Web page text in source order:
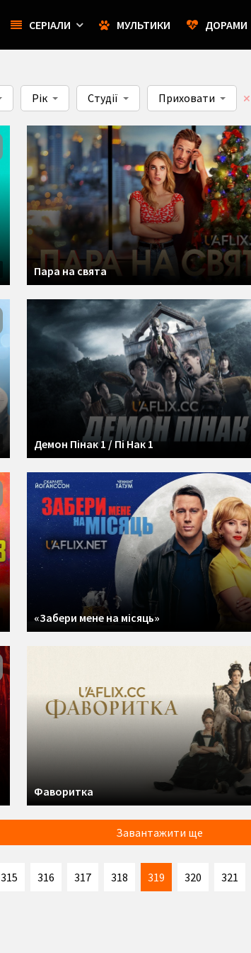
СЕРІАЛИ МУЛЬТИКИ ДОРАМИ
Рік Студії Приховати
Пара на свята
Демон Пінак 1 / Пі Нак 1
«Забери мене на місяць»
Фаворитка
Завантажити ще
315 316 317 318 319 320 321